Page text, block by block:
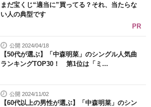
まだ宝くじ“適当に”買ってる？それ、当たらな
い人の典型です
PR
公開 2024/04/18
【50代が選ぶ】「中森明菜」のシングル人気曲
ランキングTOP30！ 第1位は「ミ...
公開 2024/11/02
【60代以上の男性が選ぶ】「中森明菜」のシン